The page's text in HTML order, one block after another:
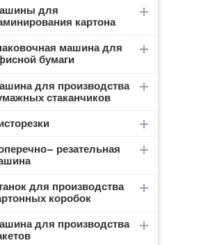
для
картона
машина для
бумаги
для производства
стаканчиков
резательная
для производства
коробок
для производства